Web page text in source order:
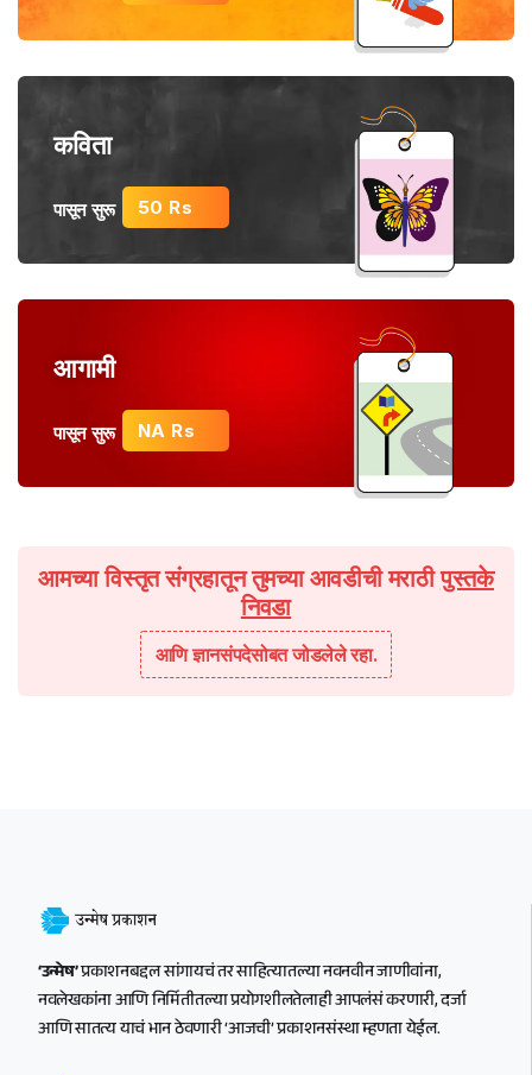
कविता
पासून सुरू 50 Rs
आगामी
पासून सुरू NA Rs
आमच्या विस्तृत संग्रहातून तुमच्या आवडीची मराठीपुस्तके
निवडा
आणि ज्ञानसंपदेसोबत जोडलेले रहा.
‘उन्मेष’प्रकाशनबद्दल सांगायचं तर साहित्यातल्या नवनवीन जाणीवांना,
नवलेखकांना आणि निर्मितीतल्या प्रयोगशीलतेलाही आपलंसं करणारी, दर्जा
आणि सातत्य याचं भान ठेवणारी ‘आजची’ प्रकाशनसंस्था म्हणता येईल.